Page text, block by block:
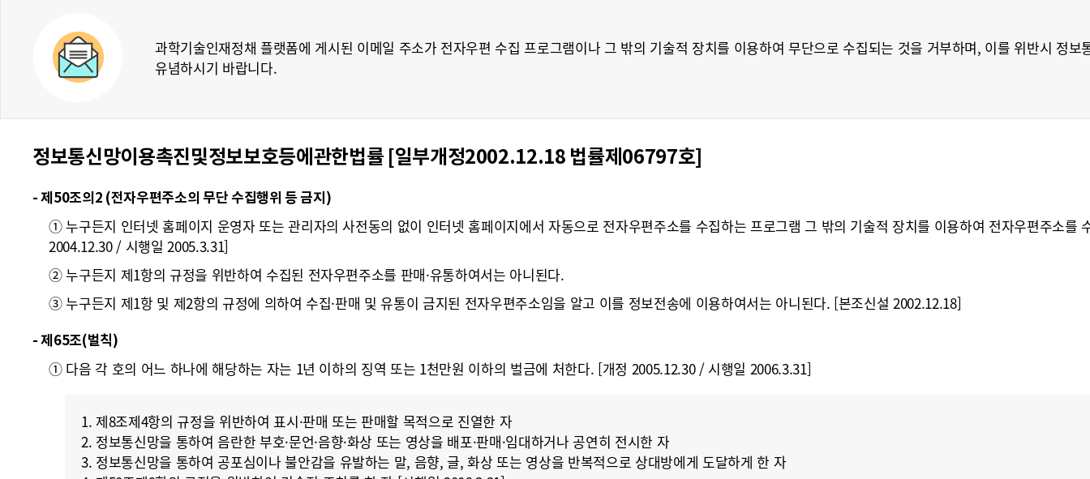
HRST
Policy
Platform
과학기술인재정채 플랫폼에 게시된 이메일 주소가 전자우편 수집 프로그램이나 그 밖의 기술적 장치를 이용하여 무단으로 수집되는 것을 거부하며, 이를 위반시 정보
유념하시기 바랍니다.
정보통신망이용촉진및정보보호등에관한법률 [일부개정2002.12.18 법률제06797호]
- 제50조의2 (전자우편주소의 무단 수집행위 등 금지)
① 누구든지 인터넷 홈페이지 운영자 또는 관리자의 사전동의 없이 인터넷 홈페이지에서 자동으로 전자우편주소를 수집하는 프로그램 그 밖의 기술적 장치를 이용하여 전자우편주소를
2004.12.30 / 시행일 2005.3.31]
② 누구든지 제1항의 규정을 위반하여 수집된 전자우편주소를 판매·유통하여서는 아니된다.
③ 누구든지 제1항 및 제2항의 규정에 의하여 수집·판매 및 유통이 금지된 전자우편주소임을 알고 이를 정보전송에 이용하여서는 아니된다. [본조신설 2002.12.18]
- 제65조(벌칙)
① 다음 각 호의 어느 하나에 해당하는 자는 1년 이하의 징역 또는 1천만원 이하의 벌금에 처한다. [개정 2005.12.30 / 시행일 2006.3.31]
1. 제8조제4항의 규정을 위반하여 표시·판매 또는 판매할 목적으로 진열한 자
2. 정보통신망을 통하여 음란한 부호·문언·음향·화상 또는 영상을 배포·판매·임대하거나 공연히 전시한 자
3. 정보통신망을 통하여 공포심이나 불안감을 유발하는 말, 음향, 글, 화상 또는 영상을 반복적으로 상대방에게 도달하게 한 자